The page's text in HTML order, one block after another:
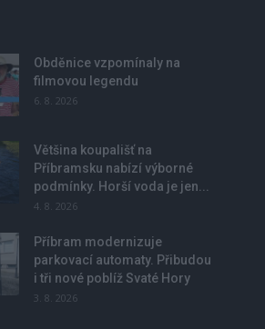
Obděnice vzpomínaly na
filmovou legendu
6. 8. 2026
Většina koupališť na
Příbramsku nabízí výborné
podmínky. Horší voda je jen...
4. 8. 2026
Příbram modernizuje
parkovací automaty. Přibudou
i tři nové poblíž Svaté Hory
3. 8. 2026